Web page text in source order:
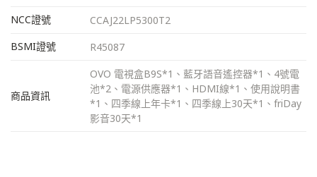
NCC證號
CCAJ22LP5300T2
BSMI證號
R45087
商品資訊
OVO 電視盒B9S*1、藍牙語音遙控器*1、4號電
池*2、電源供應器*1、HDMI線*1、使用說明書
*1、四季線上年卡*1、四季線上30天*1、friDay
影音30天*1